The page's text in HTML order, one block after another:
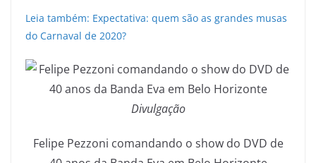
Leia também: Expectativa: quem são as grandes musas
do Carnaval de 2020?
Divulgação
Felipe Pezzoni comandando o show do DVD de